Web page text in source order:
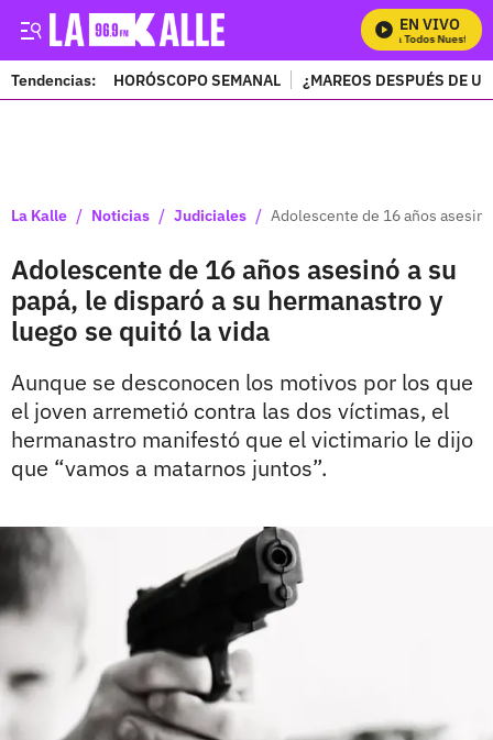
EN VIVO
Mira Todos Nuestros
Tendencias: HORÓSCOPO SEMANAL ¿MAREOS DESPUÉS DE
La Kalle / Noticias / Judiciales / Adolescente de 16 años
Adolescente de 16 años asesinó a su
papá, le disparó a su hermanastro y
luego se quitó la vida
Aunque se desconocen los motivos por los que
el joven arremetió contra las dos víctimas, el
hermanastro manifestó que el victimario le dijo
que “vamos a matarnos juntos”.